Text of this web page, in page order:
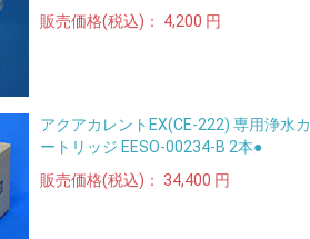
販売価格(税込)：
4,200 円
アクアカレントEX(CE-222) 専用浄水カ
ートリッジ EESO-00234-B 2本●
販売価格(税込)：
34,400 円